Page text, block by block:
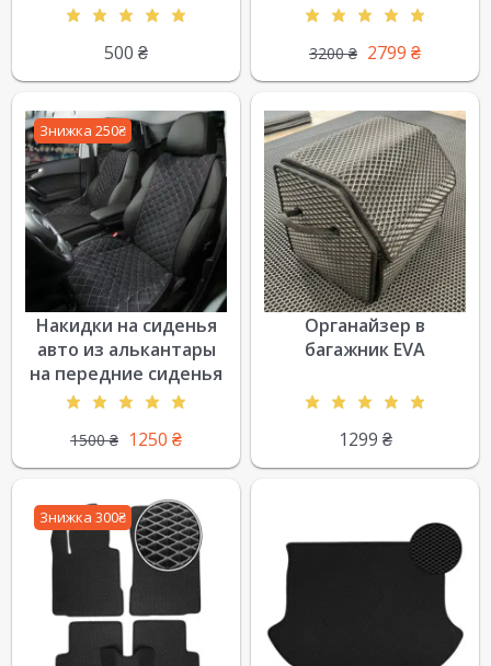
500 ₴ 3200₴ 2799 ₴
Знижка 250₴
Накидки на сиденья
авто из алькантары
на передние сиденья
1500₴ 1250 ₴
Органайзер в
багажник EVA
1299 ₴
Знижка 300₴